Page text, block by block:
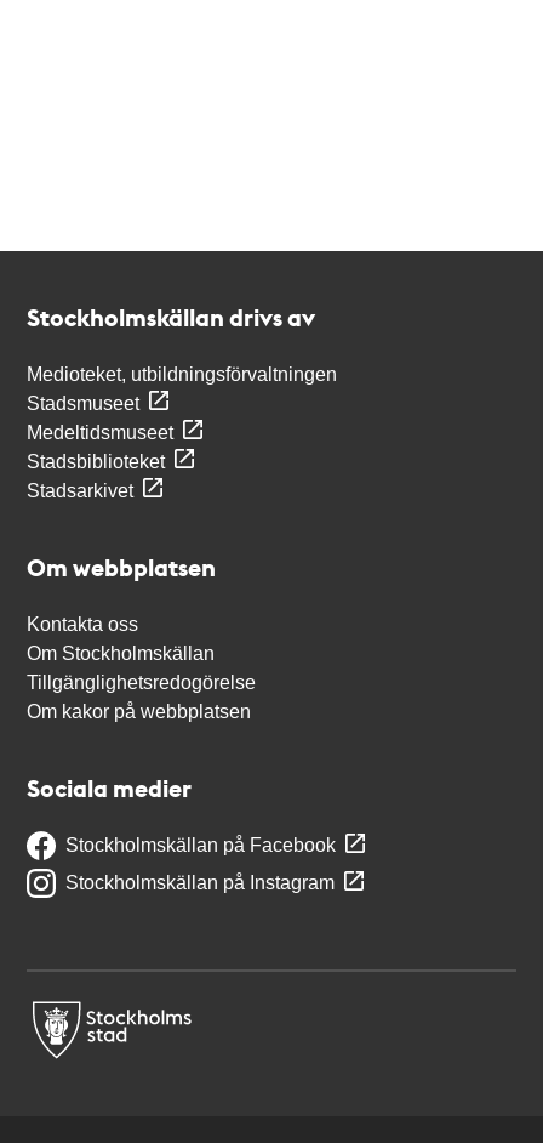
Stockholmskällan drivs av
Medioteket, utbildningsförvaltningen
Stadsmuseet
Medeltidsmuseet
Stadsbiblioteket
Stadsarkivet
Om webbplatsen
Kontakta oss
Om Stockholmskällan
Tillgänglighetsredogörelse
Om kakor på webbplatsen
Sociala medier
Stockholmskällan på Facebook
Stockholmskällan på Instagram